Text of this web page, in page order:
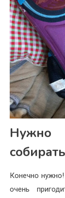
Нужно
Конечно
очень